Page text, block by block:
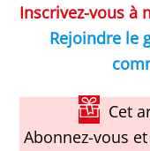
Inscrivez-vous à
Rejoindre le
Cet
Abonnez-vous